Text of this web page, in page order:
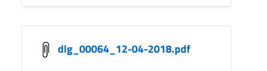
dlg_00064_12-04-2018.pdf